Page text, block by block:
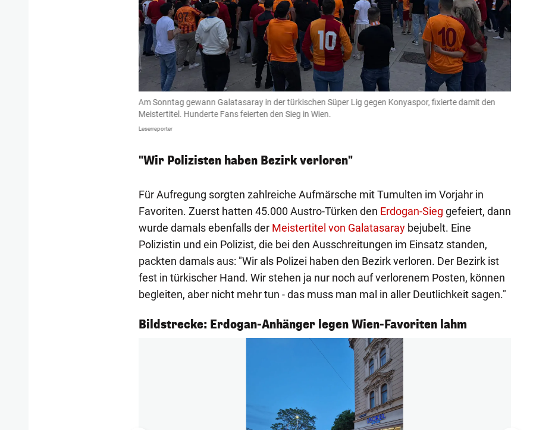
Am Sonntag gewann Galatasaray in der türkischen Süper Lig gegen Konyaspor, fixierte damit den
Meistertitel. Hunderte Fans feierten den Sieg in Wien.
Leserreporter
"Wir Polizisten haben Bezirk verloren"
Für Aufregung sorgten zahlreiche Aufmärsche mit Tumulten im Vorjahr in
Favoriten. Zuerst hatten 45.000 Austro-Türken den Erdogan-Sieg gefeiert, dann
wurde damals ebenfalls der Meistertitel von Galatasaraybejubelt. Eine
Polizistin und ein Polizist, die bei den Ausschreitungen im Einsatz standen,
packten damals aus: "Wir als Polizei haben den Bezirk verloren. Der Bezirk ist
fest in türkischer Hand. Wir stehen ja nur noch auf verlorenem Posten, können
begleiten, aber nicht mehr tun - das muss man mal in aller Deutlichkeit sagen."
Bildstrecke: Erdogan-Anhänger legen Wien-Favoriten lahm
1/13